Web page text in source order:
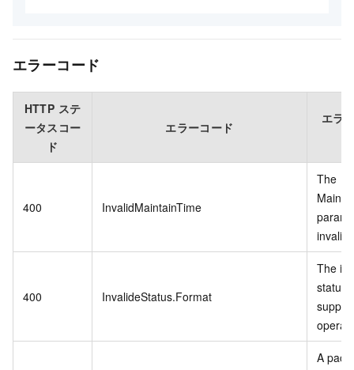
エラーコード
HTTP ステ
ータスコー
ド
エラーコード
エラ
400 InvalidMaintainTime
The
invalid.
400 InvalideStatus.Format
The
status
A